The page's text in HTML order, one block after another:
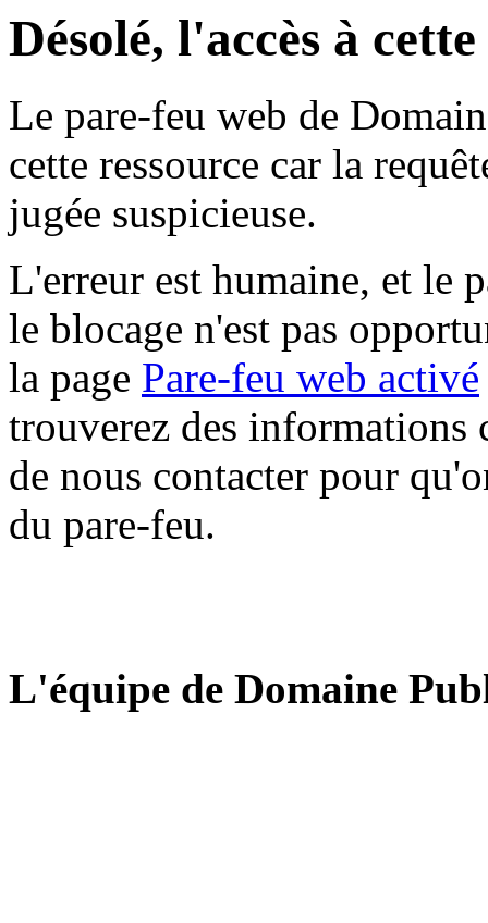
Désolé, l'accès à
Le pare-feu web de
cette ressource car la
jugée suspicieuse.
L'erreur est humaine, et le
le blocage n'est pas
la page Pare-feu web activé
trouverez des informations
de nous contacter pour
du pare-feu.
L'équipe de Domaine